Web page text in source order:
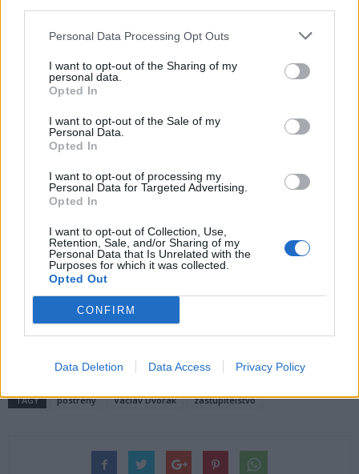
Personal Data Processing Opt Outs
I want to opt-out of the Sharing of my
personal data.
Opted In
I want to opt-out of the Sale of my
Personal Data.
Opted In
I want to opt-out of processing my
Personal Data for Targeted Advertising.
Opted In
I want to opt-out of Collection, Use,
Retention, Sale, and/or Sharing of my
Personal Data that Is Unrelated with the
Purposes for which it was collected.
Opted Out
CONFIRM
Data Deletion Data Access Privacy Policy
jediné, co by logiku mělo: za každou cenu, na účet města, uškodit
zastupiteli, který nejde s koaličním proudem, drze užívá kritický
rozum a úporně hájí skutečné zájmy města.
Trochu mi to připomíná dobu nedávnou, kdy starosta Řihák
prodával budovu 1. polikliniky. Nicméně stále platí: koho jsme si
sice prodej polikliniky protlačil, ale následně také skončil svoji
politickou kariéru.
Václav Dvořák,
zastupitel za Spojence
Komentáře
TAGY postřehy Václav Dvořák zastupitelstvo